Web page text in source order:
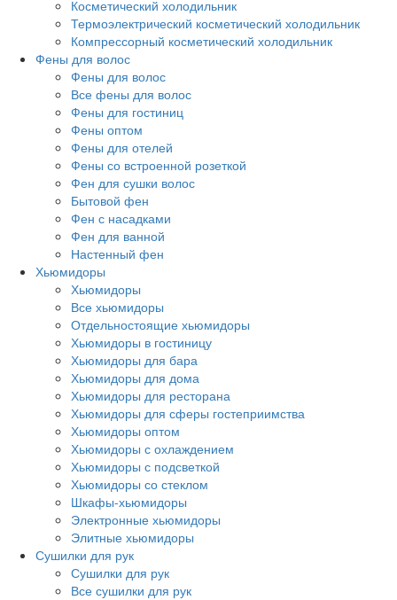
Косметический холодильник
Термоэлектрический косметический холодильник
Компрессорный косметический холодильник
Фены для волос
Фены для волос
Все фены для волос
Фены для гостиниц
Фены оптом
Фены для отелей
Фены со встроенной розеткой
Фен для сушки волос
Бытовой фен
Фен с насадками
Фен для ванной
Настенный фен
Хьюмидоры
Хьюмидоры
Все хьюмидоры
Отдельностоящие хьюмидоры
Хьюмидоры в гостиницу
Хьюмидоры для бара
Хьюмидоры для дома
Хьюмидоры для ресторана
Хьюмидоры для сферы гостеприимства
Хьюмидоры оптом
Хьюмидоры с охлаждением
Хьюмидоры с подсветкой
Хьюмидоры со стеклом
Шкафы-хьюмидоры
Электронные хьюмидоры
Элитные хьюмидоры
Сушилки для рук
Сушилки для рук
Все сушилки для рук